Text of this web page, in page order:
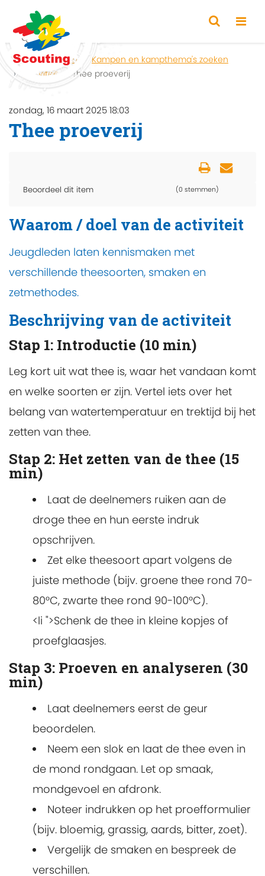
Home Zoeken
Kampen en kampthema's zoeken
Activiteit
Thee proeverij
zondag, 16 maart 2025 18:03
Thee proeverij
Beoordeel dit item (0 stemmen)
Waarom / doel van de activiteit
Jeugdleden laten kennismaken met
verschillende theesoorten, smaken en
zetmethodes.
Beschrijving van de activiteit
Stap 1: Introductie (10 min)
Leg kort uit wat thee is, waar het vandaan komt
en welke soorten er zijn. Vertel iets over het
belang van watertemperatuur en trektijd bij het
zetten van thee.
Stap 2: Het zetten van de thee (15
min)
Laat de deelnemers ruiken aan de
droge thee en hun eerste indruk
opschrijven.
Zet elke theesoort apart volgens de
juiste methode (bijv. groene thee rond 70-
80°C, zwarte thee rond 90-100°C).
<li ">Schenk de thee in kleine kopjes of
proefglaasjes.
Stap 3: Proeven en analyseren (30
min)
Laat deelnemers eerst de geur
beoordelen.
Neem een slok en laat de thee even in
de mond rondgaan. Let op smaak,
mondgevoel en afdronk.
Noteer indrukken op het proefformulier
(bijv. bloemig, grassig, aards, bitter, zoet).
Vergelijk de smaken en bespreek de
verschillen.